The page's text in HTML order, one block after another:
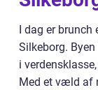
I dag er
Silkeborg.
i
Med et væld af